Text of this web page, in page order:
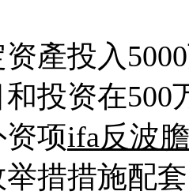
產投入
投资在500
项ifa反波膽
措措施配